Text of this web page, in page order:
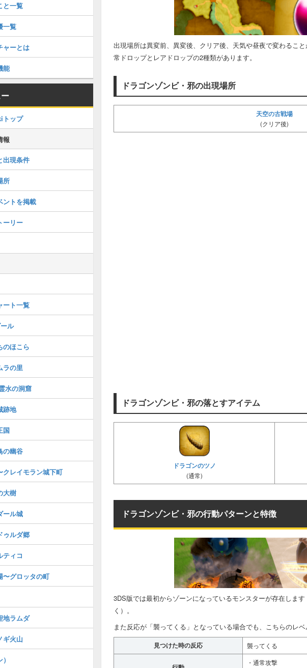
出現場所は異変前、異変後、クリア後、天気や昼夜で変わるこ
常ドロップとレアドロップの2種類があります。
ドラゴンゾンビ・邪の出現場所
天空の古戦場
(クリア後)
ドラゴンゾンビ・邪の落とすアイテム
ドラゴンのツノ
(通常)
ドラゴンゾンビ・邪の行動パターンと特徴
3DS版では最初からゾーンになっているモンスターが存在しま
く）。
また反応が「襲ってくる」となっている場合でも、こちらのレ
見つけた時の反応 襲ってくる
・通常攻撃
と一覧
一覧
ャーとは
能
トップ
報
出現条件
所
ントを掲載
ーリー
ート一覧
ル
のほこら
ラの里
水の洞窟
跡地
国
の幽谷
クレイモラン城下町
大樹
ール城
ゥルダ郷
ティコ
〜グロッタの町
地ラムダ
ギ火山